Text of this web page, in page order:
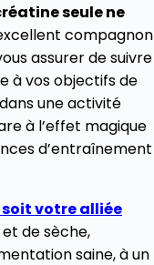
seule ne
compagnon
assurer de suivre
à vos objectifs de
une activité
à l’effet magique
d’entraînement
votre alliée
de sèche,
saine, à un